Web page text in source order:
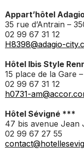
Appart’hôtel
35 rue d’Antrain –
02 99 67 31 12
H8398@adagio-
Hôtel Ibis Style
15 place de la Gare
02 99 67 31 12
h0731-
Hôtel Sévigné ***
47 bis avenue Jean
02 99 67 27 55